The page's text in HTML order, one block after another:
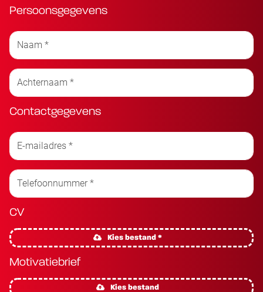
Persoonsgegevens
Contactgegevens
CV
Kies bestand *
Motivatiebrief
Kies bestand